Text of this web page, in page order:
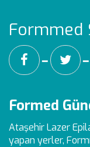
Formmed
━ ━
Formed
Ataşehir Lazer
yapan yerler,